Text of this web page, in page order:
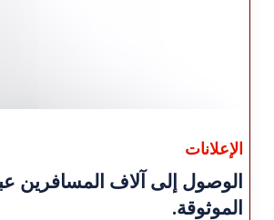
الإعلانات
الوصول إلى آلاف المسافرين
الموثوقة.